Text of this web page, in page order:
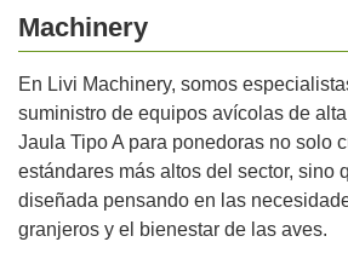
Machinery
En Livi Machinery, somos
suministro de equipos avícolas de
Jaula Tipo A para ponedoras no solo
estándares más altos del sector, sino
diseñada pensando en las
granjeros y el bienestar de las aves.